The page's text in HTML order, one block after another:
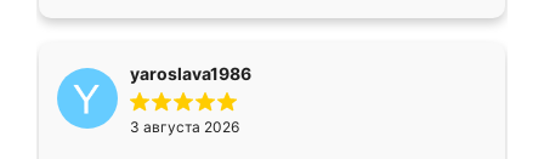
yaroslava1986
3 августа 2026